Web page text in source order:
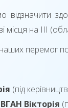
місця на ІІІ
перемог
(під
Вікторія